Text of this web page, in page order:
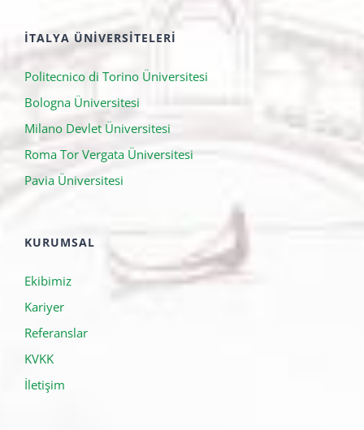
Politecnico di Torino Üniversitesi
Bologna Üniversitesi
Milano Devlet Üniversitesi
Roma Tor Vergata Üniversitesi
Pavia Üniversitesi
Ekibimiz
Kariyer
Referanslar
KVKK
İletişim